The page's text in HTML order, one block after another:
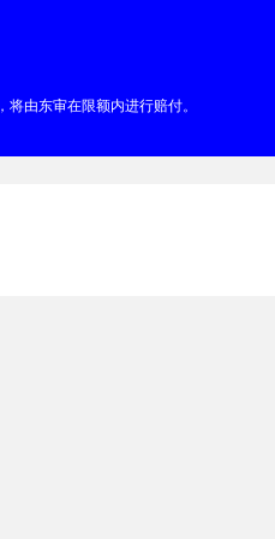
由东审在限额内进行赔付。